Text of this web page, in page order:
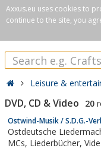
Axxus.eu uses cookies to
continue to the site, you
Leisure &
DVD, CD & Video 20
Ostwind-Musik / S.D.G.-
Ostdeutsche